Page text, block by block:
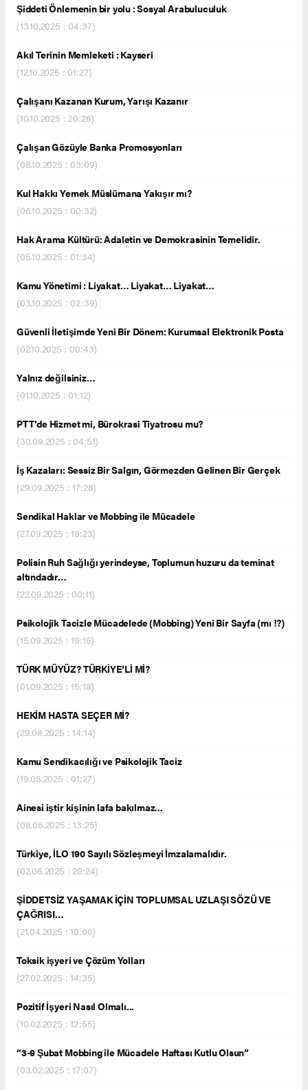
Şiddeti Önlemenin bir yolu : Sosyal Arabuluculuk
(13.10.2025 : 04:37)
Akıl Terinin Memleketi : Kayseri
(12.10.2025 : 01:27)
Çalışanı Kazanan Kurum, Yarışı Kazanır
(10.10.2025 : 20:26)
Çalışan Gözüyle Banka Promosyonları
(08.10.2025 : 03:09)
Kul Hakkı Yemek Müslümana Yakışır mı?
(06.10.2025 : 00:32)
Hak Arama Kültürü: Adaletin ve Demokrasinin Temelidir.
(05.10.2025 : 01:34)
Kamu Yönetimi : Liyakat… Liyakat… Liyakat…
(03.10.2025 : 02:39)
Güvenli İletişimde Yeni Bir Dönem: Kurumsal Elektronik Posta
(02.10.2025 : 00:43)
Yalnız değilsiniz…
(01.10.2025 : 01:12)
PTT’de Hizmet mi, Bürokrasi Tiyatrosu mu?
(30.09.2025 : 04:51)
İş Kazaları: Sessiz Bir Salgın, Görmezden Gelinen Bir Gerçek
(29.09.2025 : 17:28)
Sendikal Haklar ve Mobbing ile Mücadele
(27.09.2025 : 18:23)
Polisin Ruh Sağlığı yerindeyse, Toplumun huzuru da teminat
altındadır…
(22.09.2025 : 00:11)
Psikolojik Tacizle Mücadelede (Mobbing) Yeni Bir Sayfa (mı !?)
(15.09.2025 : 19:16)
TÜRK MÜYÜZ? TÜRKİYE’Lİ Mİ?
(01.09.2025 : 15:18)
HEKİM HASTA SEÇER Mİ?
(29.08.2025 : 14:14)
Kamu Sendikacılığı ve Psikolojik Taciz
(19.08.2025 : 01:27)
Ainesi iştir kişinin lafa bakılmaz...
(08.06.2025 : 13:25)
Türkiye, İLO 190 Sayılı Sözleşmeyi İmzalamalıdır.
(02.06.2025 : 20:24)
ŞİDDETSİZ YAŞAMAK İÇİN TOPLUMSAL UZLAŞI SÖZÜ VE
ÇAĞRISI…
(21.04.2025 : 10:00)
Toksik işyeri ve Çözüm Yolları
(27.02.2025 : 14:35)
Pozitif İşyeri Nasıl Olmalı...
(10.02.2025 : 12:55)
“3-9 Şubat Mobbing ile Mücadele Haftası Kutlu Olsun”
(03.02.2025 : 17:07)